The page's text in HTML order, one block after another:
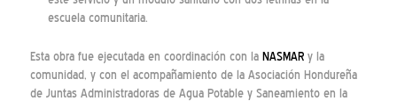
escuela comunitaria.
Esta obra fue ejecutada en coordinación con la NASMARy la
comunidad, y con el acompañamiento de la Asociación Hondureña
de Juntas Administradoras de Agua Potable y Saneamiento en la